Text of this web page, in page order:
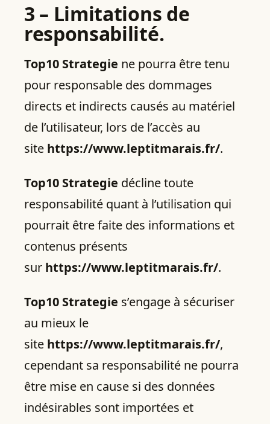
3 – Limitations de
responsabilité.
Top10 Strategie ne pourra être tenu
pour responsable des dommages
directs et indirects causés au matériel
de l’utilisateur, lors de l’accès au
site https://www.leptitmarais.fr/.
Top10 Strategie décline toute
responsabilité quant à l’utilisation qui
pourrait être faite des informations et
contenus présents
sur https://www.leptitmarais.fr/.
Top10 Strategie s’engage à sécuriser
au mieux le
site https://www.leptitmarais.fr/,
cependant sa responsabilité ne pourra
être mise en cause si des données
indésirables sont importées et